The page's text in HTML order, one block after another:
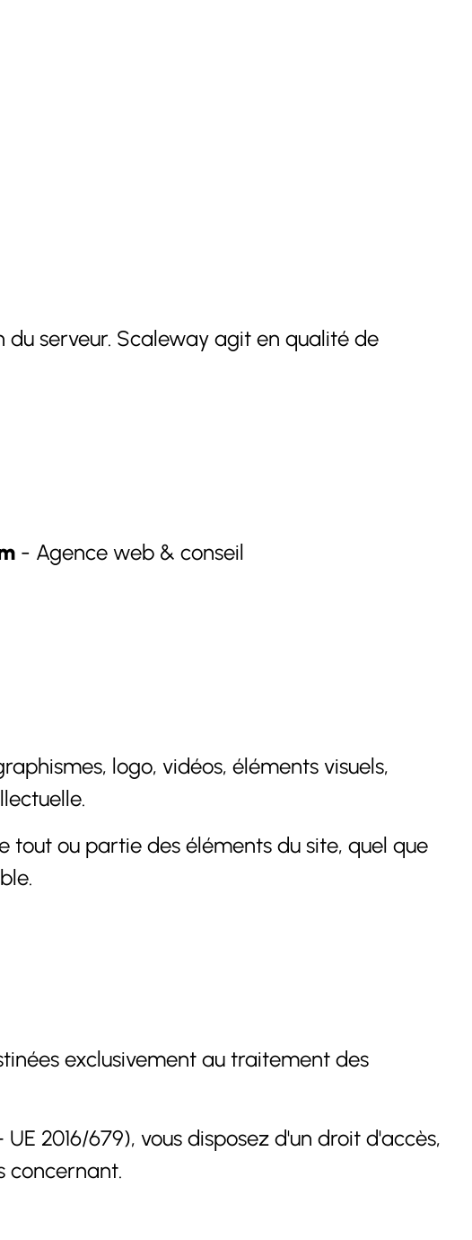
serveur. Scaleway agit en qualité de
- Agence web & conseil
logo, vidéos, éléments visuels,
ou partie des éléments du site, quel que
exclusivement au traitement des
2016/679), vous disposez d'un droit d'accès,
concernant.